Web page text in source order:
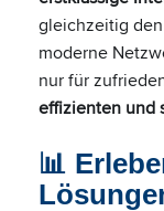
gleichzeitig
moderne
nur für
effizienten und
📊